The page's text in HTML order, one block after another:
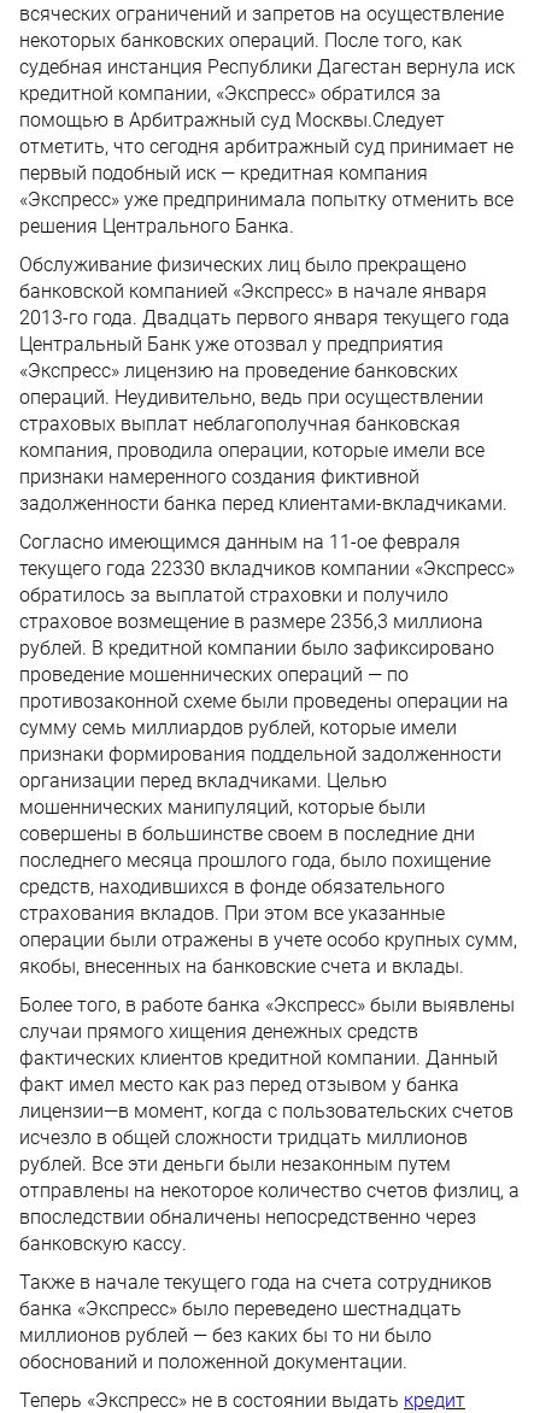
всяческих ограничений и запретов на осуществление
некоторых банковских операций. После того, как
судебная инстанция Республики Дагестан вернула иск
кредитной компании, «Экспресс» обратился за
помощью в Арбитражный суд Москвы.Следует
отметить, что сегодня арбитражный суд принимает не
первый подобный иск — кредитная компания
«Экспресс» уже предпринимала попытку отменить все
решения Центрального Банка.
Обслуживание физических лиц было прекращено
банковской компанией «Экспресс» в начале января
2013-го года. Двадцать первого января текущего года
Центральный Банк уже отозвал у предприятия
«Экспресс» лицензию на проведение банковских
операций. Неудивительно, ведь при осуществлении
страховых выплат неблагополучная банковская
компания, проводила операции, которые имели все
признаки намеренного создания фиктивной
задолженности банка перед клиентами-вкладчиками.
Согласно имеющимся данным на 11-ое февраля
текущего года 22330 вкладчиков компании «Экспресс»
обратилось за выплатой страховки и получило
страховое возмещение в размере 2356,3 миллиона
рублей. В кредитной компании было зафиксировано
проведение мошеннических операций — по
противозаконной схеме были проведены операции на
сумму семь миллиардов рублей, которые имели
признаки формирования поддельной задолженности
организации перед вкладчиками. Целью
мошеннических манипуляций, которые были
совершены в большинстве своем в последние дни
последнего месяца прошлого года, было похищение
средств, находившихся в фонде обязательного
страхования вкладов. При этом все указанные
операции были отражены в учете особо крупных сумм,
якобы, внесенных на банковские счета и вклады.
Более того, в работе банка «Экспресс» были выявлены
случаи прямого хищения денежных средств
фактических клиентов кредитной компании. Данный
факт имел место как раз перед отзывом у банка
лицензии—в момент, когда с пользовательских счетов
исчезло в общей сложности тридцать миллионов
рублей. Все эти деньги были незаконным путем
отправлены на некоторое количество счетов физлиц, а
впоследствии обналичены непосредственно через
банковскую кассу.
Также в начале текущего года на счета сотрудников
банка «Экспресс» было переведено шестнадцать
миллионов рублей — без каких бы то ни было
обоснований и положенной документации.
Теперь «Экспресс» не в состоянии выдать кредит